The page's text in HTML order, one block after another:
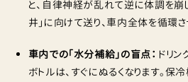
と、自律神経が乱れて逆に体調を崩
井」に向けて送り、車内全体を循環
車内での「水分補給」の盲点： ドリ
ボトルは、すぐにぬるくなります。保